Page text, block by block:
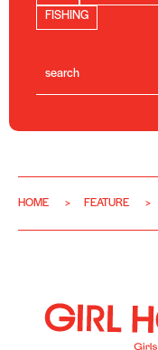
FISHING
HOME FEATURE